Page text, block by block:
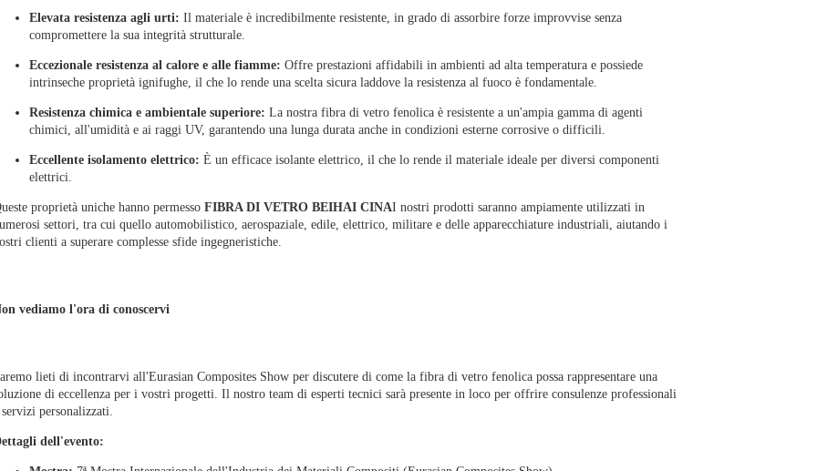
Elevata resistenza agli urti: Il materiale è incredibilmente resistente, in grado di assorbire forze improvvise senza
compromettere la sua integrità strutturale.
Eccezionale resistenza al calore e alle fiamme: Offre prestazioni affidabili in ambienti ad alta temperatura e possiede
intrinseche proprietà ignifughe, il che lo rende una scelta sicura laddove la resistenza al fuoco è fondamentale.
Resistenza chimica e ambientale superiore: La nostra fibra di vetro fenolica è resistente a un'ampia gamma di agenti
chimici, all'umidità e ai raggi UV, garantendo una lunga durata anche in condizioni esterne corrosive o difficili.
Eccellente isolamento elettrico: È un efficace isolante elettrico, il che lo rende il materiale ideale per diversi componenti
elettrici.
proprietà uniche hanno permesso FIBRA DI VETRO BEIHAI CINAI nostri prodotti saranno ampiamente utilizzati in
settori, tra cui quello automobilistico, aerospaziale, edile, elettrico, militare e delle apparecchiature industriali, aiutando i
clienti a superare complesse sfide ingegneristiche.
vediamo l'ora di conoscervi
lieti di incontrarvi all'Eurasian Composites Show per discutere di come la fibra di vetro fenolica possa rappresentare una
di eccellenza per i vostri progetti. Il nostro team di esperti tecnici sarà presente in loco per offrire consulenze professionali
servizi personalizzati.
dell'evento: